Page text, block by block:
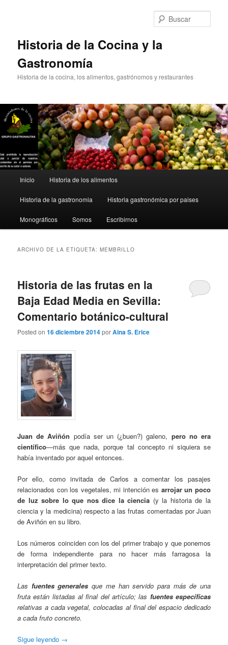
Historia de la Cocina y la
Gastronomía
Historia de la cocina, los alimentos, gastrónomos y restaurantes
principal
Inicio Historia de los alimentos
Historia de la gastronomia Historia gastronómica por paises
Monográficos Somos Escribirnos
ARCHIVO DE LA ETIQUETA:MEMBRILLO
Historia de las frutas en la
Baja Edad Media en Sevilla:
Comentario botánico-cultural
Posted on16 diciembre 2014porAina S. Erice
Juan de Aviñón podía ser un (¿buen?) galeno, pero no era
científico—más que nada, porque tal concepto ni siquiera se
había inventado por aquel entonces.
Por ello, como invitada de Carlos a comentar los pasajes
relacionados con los vegetales, mi intención es arrojar un poco
de luz sobre lo que nos dice la ciencia (y la historia de la
ciencia y la medicina) respecto a las frutas comentadas por Juan
de Aviñón en su libro.
Los números coinciden con los del primer trabajo y que ponemos
de forma independiente para no hacer más farragosa la
interpretación del primer texto.
Las fuentes generales que me han servido para más de una
fruta están listadas al final del artículo; las fuentes específicas
relativas a cada vegetal, colocadas al final del espacio dedicado
a cada fruto concreto.
Sigue leyendo →